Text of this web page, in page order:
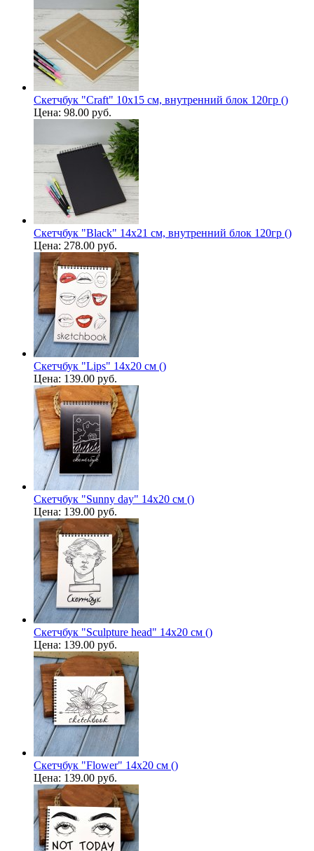
Скетчбук "Craft" 10х15 см, внутренний блок 120гр ()
Цена: 98.00 руб.
Скетчбук "Black" 14х21 см, внутренний блок 120гр ()
Цена: 278.00 руб.
Скетчбук "Lips" 14х20 см ()
Цена: 139.00 руб.
Скетчбук "Sunny day" 14х20 см ()
Цена: 139.00 руб.
Скетчбук "Sculpture head" 14х20 см ()
Цена: 139.00 руб.
Скетчбук "Flower" 14х20 см ()
Цена: 139.00 руб.